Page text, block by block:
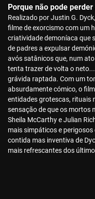
Porque não pode
Realizado por Justin G.
filme de exorcismo com um
criatividade demoníaca que
de padres a expulsar
avós satânicos que, num
tenta trazer de volta o
grávida raptada. Com um
absurdamente cómico, o
entidades grotescas, rituais
sensação de que os mortos
Sheila McCarthy e Julian
mais simpáticos e
contida mas inventiva de
mais refrescantes dos